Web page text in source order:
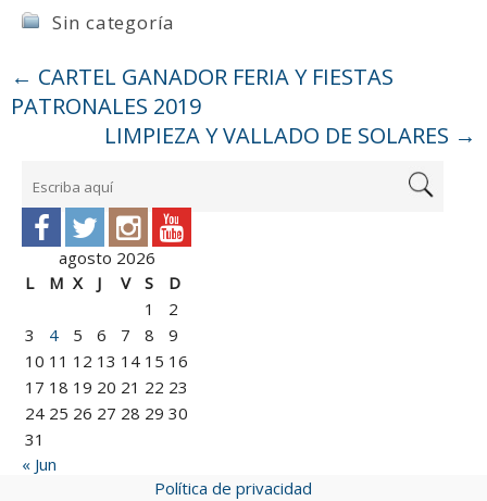
Sin categoría
← CARTEL GANADOR FERIA Y FIESTAS
PATRONALES 2019
LIMPIEZA Y VALLADO DE SOLARES →
agosto 2026
L
M X J V S
D
1
2
3
4 5 6 7 8
9
10 11 12 13 14 15 16
17 18 19 20 21 22 23
24 25 26 27 28 29 30
31
« Jun
Política de privacidad